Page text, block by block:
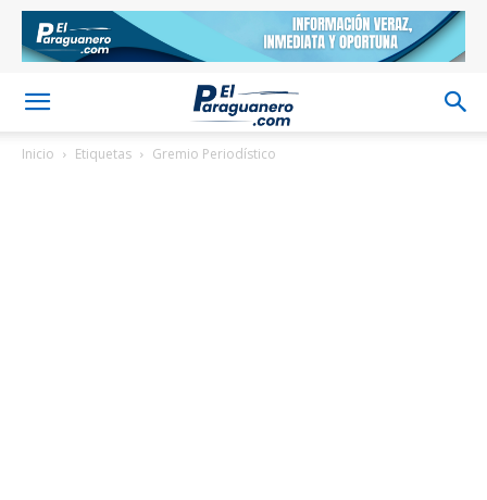
Inicio Etiquetas Gremio Periodístico